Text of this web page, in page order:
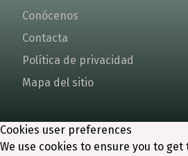
Conócenos
Contacta
Política de privacidad
Mapa del sitio
Cookies user preferences
We use cookies to ensure you to